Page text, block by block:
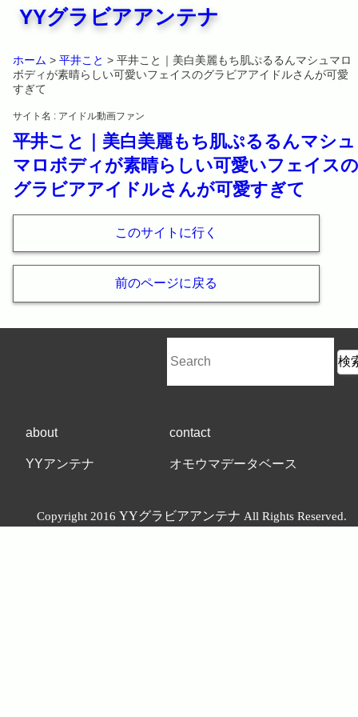
YYグラビアアンテナ
ホーム > 平井こと > 平井こと｜美白美麗もち肌ぷるるんマシュマロ
ボディが素晴らしい可愛いフェイスのグラビアアイドルさんが可愛
すぎて
サイト名 : アイドル動画ファン
平井こと｜美白美麗もち肌ぷるるんマシュ
マロボディが素晴らしい可愛いフェイスの
グラビアアイドルさんが可愛すぎて
このサイトに行く
前のページに戻る
about contact
YYアンテナ オモウマデータベース
Copyright 2016 YYグラビアアンテナ All Rights Reserved.